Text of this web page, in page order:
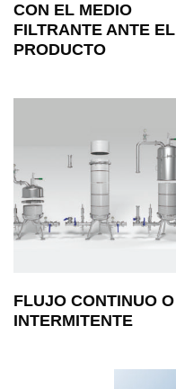
CON EL MEDIO
FILTRANTE ANTE EL
PRODUCTO
FLUJO CONTINUO O
INTERMITENTE